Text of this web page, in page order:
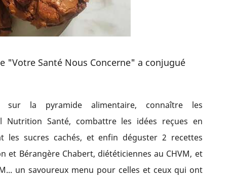
"Votre Santé Nous Concerne" a conjugué
sur la pyramide alimentaire, connaître les
Nutrition Santé, combattre les idées reçues en
les sucres cachés, et enfin déguster 2 recettes
et Bérangère Chabert, diététiciennes au CHVM, et
un savoureux menu pour celles et ceux qui ont